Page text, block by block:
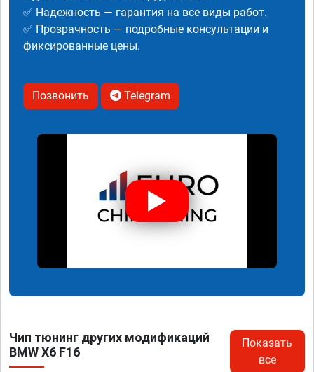
✅ Надежность — гарантия на все виды работ.
✅ Прозрачность — подробные консультации и
фиксированные цены.
Позвонить Telegram
Чип тюнинг других модификаций
BMW X6 F16
Показать
все